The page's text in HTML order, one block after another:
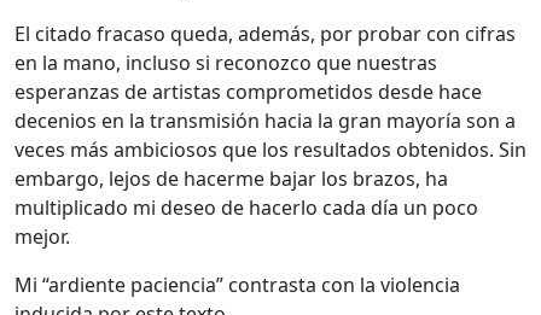
El citado fracaso queda, además, por probar con cifras
en la mano, incluso si reconozco que nuestras
esperanzas de artistas comprometidos desde hace
decenios en la transmisión hacia la gran mayoría son a
veces más ambiciosos que los resultados obtenidos. Sin
embargo, lejos de hacerme bajar los brazos, ha
multiplicado mi deseo de hacerlo cada día un poco
mejor.
Mi “ardiente paciencia” contrasta con la violencia